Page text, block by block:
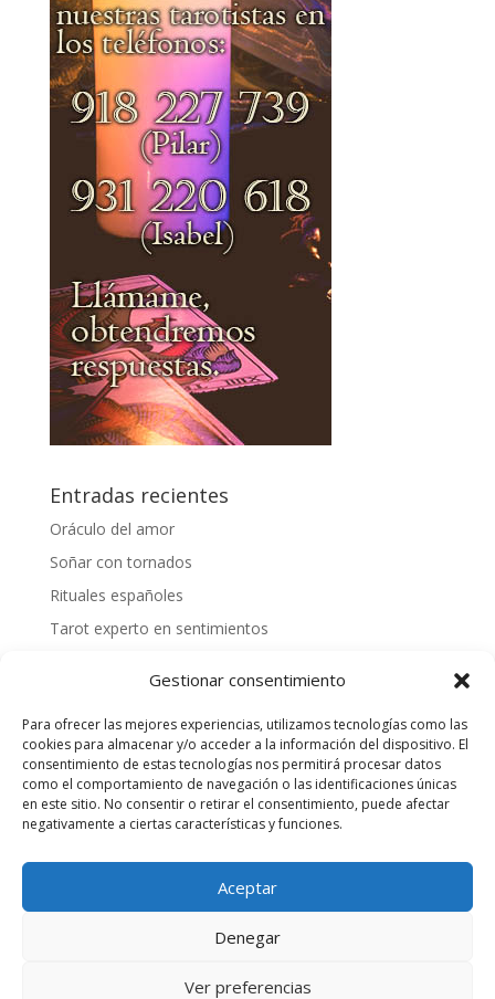
Gestionar consentimiento
Para ofrecer las mejores experiencias, utilizamos tecnologías como las
cookies para almacenar y/o acceder a la información del dispositivo. El
consentimiento de estas tecnologías nos permitirá procesar datos
como el comportamiento de navegación o las identificaciones únicas
en este sitio. No consentir o retirar el consentimiento, puede afectar
negativamente a ciertas características y funciones.
Aceptar
Denegar
Ver preferencias
Entradas recientes
Oráculo del amor
Soñar con tornados
Rituales españoles
Tarot experto en sentimientos
¿Cómo hacer una tirada personalizada?
Videntes 20 años de experiencia
Tarotista honesta
Quiero saber mi suerte
Servicio de Entretenimiento para adultos, SOLO
1,57€/min RM.